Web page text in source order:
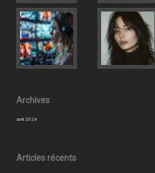
Archives
avril 2024
Articles récents